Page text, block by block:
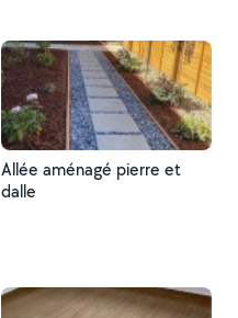
Allée aménagé pierre et
dalle